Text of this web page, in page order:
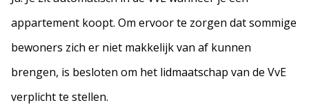
appartement koopt. Om ervoor te zorgen dat sommige
bewoners zich er niet makkelijk van af kunnen
brengen, is besloten om het lidmaatschap van de VvE
verplicht te stellen.